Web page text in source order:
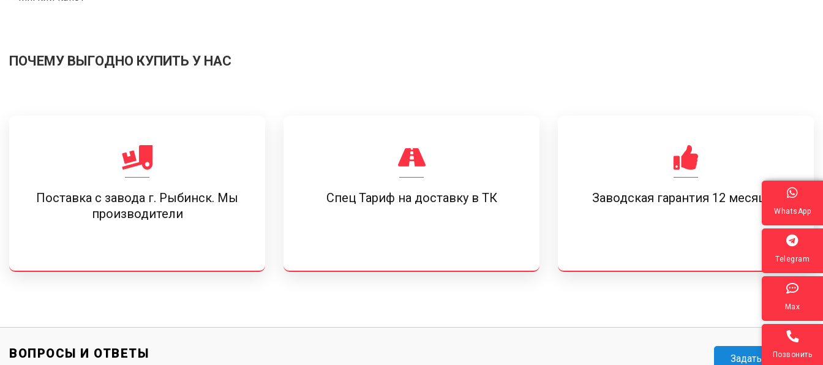
WhatsApp
Telegram
Max
Позвонить
ПОЧЕМУ ВЫГОДНО КУПИТЬ У НАС
Поставка c завода г. Рыбинск. Мы
производители
Спец Тариф на доставку в ТК Заводская гарантия 12 месяцев
ВОПРОСЫ И ОТВЕТЫ Задать вопрос